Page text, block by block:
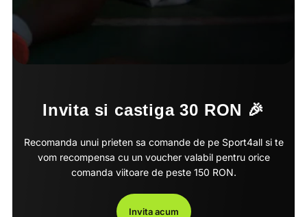
Invita si castiga 30 RON 🎉
Recomanda unui prieten sa comande de pe Sport4all si te
vom recompensa cu un voucher valabil pentru orice
comanda viitoare de peste 150 RON.
Invita acum